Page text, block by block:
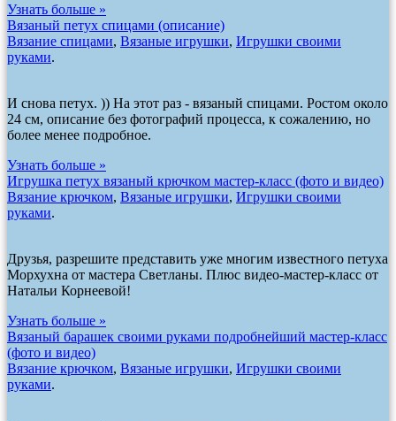
Узнать больше »
Вязаный петух спицами (описание)
Вязание спицами, Вязаные игрушки, Игрушки своими
руками.
И снова петух. )) На этот раз - вязаный спицами. Ростом около
24 см, описание без фотографий процесса, к сожалению, но
более менее подробное.
Узнать больше »
Игрушка петух вязаный крючком мастер-класс (фото и видео)
Вязание крючком, Вязаные игрушки, Игрушки своими
руками.
Друзья, разрешите представить уже многим известного петуха
Морхухна от мастера Светланы. Плюс видео-мастер-класс от
Натальи Корнеевой!
Узнать больше »
Вязаный барашек своими руками подробнейший мастер-класс
(фото и видео)
Вязание крючком, Вязаные игрушки, Игрушки своими
руками.